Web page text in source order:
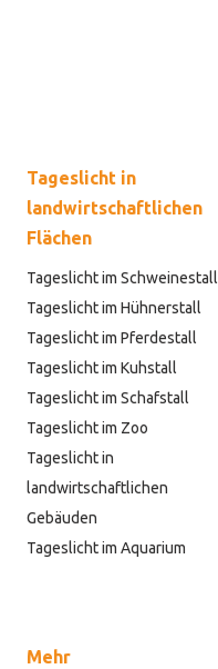
Tageslicht in
landwirtschaftlichen
Flächen
Tageslicht im Schweinestall
Tageslicht im Hühnerstall
Tageslicht im Pferdestall
Tageslicht im Kuhstall
Tageslicht im Schafstall
Tageslicht im Zoo
Tageslicht in
landwirtschaftlichen
Gebäuden
Tageslicht im Aquarium
Mehr